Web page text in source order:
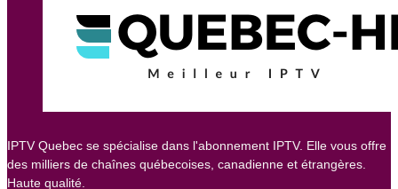
IPTV Quebec se spécialise dans l'abonnement IPTV. Elle vous offre
des milliers de chaînes québecoises, canadienne et étrangères.
Haute qualité.